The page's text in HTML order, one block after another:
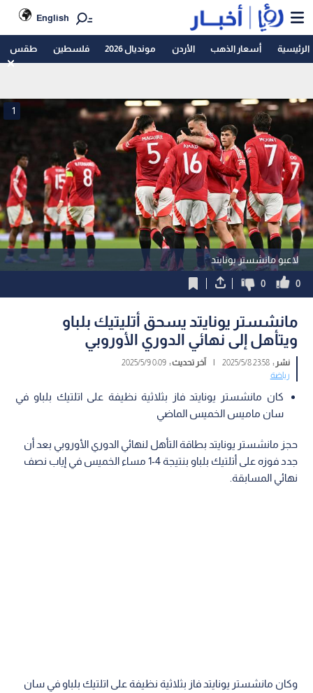
English
الرئيسية أسعار الذهب الأردن مونديال 2026 فلسطين طقس
لاعبو مانشستر يونايتد
1
0
0
مانشستر يونايتد يسحق أتليتيك بلباو
ويتأهل إلى نهائي الدوري الأوروبي
نشر :23:58 2025/5/8
| آخر تحديث :0:09 2025/5/9
رياضة
كان مانشستر يونايتد فاز بثلاثية نظيفة على اتلتيك بلباو في
سان ماميس الخميس الماضي
حجز مانشستر يونايتد بطاقة التأهل لنهائي الدوري الأوروبي بعد أن
جدد فوزه على أتلتيك بلباو بنتيجة 4-1 مساء الخميس في إياب نصف
نهائي المسابقة.
وكان مانشستر يونايتد فاز بثلاثية نظيفة على اتلتيك بلباو في سان